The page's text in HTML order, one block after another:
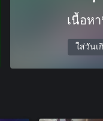
เนื้อห
ใส่วัน